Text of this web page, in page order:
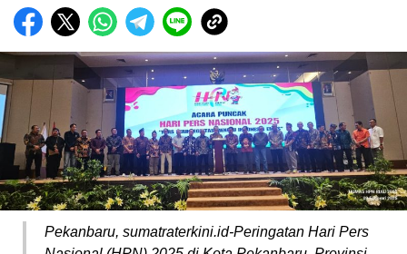
Pekanbaru, sumatraterkini.id-Peringatan Hari Pers